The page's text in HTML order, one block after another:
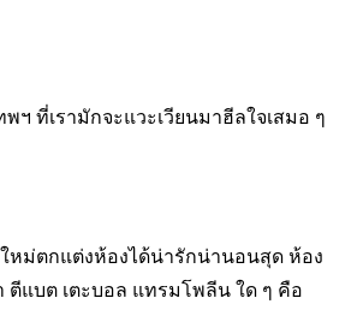
ที่เรามักจะแวะเวียนมาฮีลใจเสมอ ๆ
ทใหม่ตกแต่งห้องได้น่ารักน่านอนสุด ห้อง
ตีแบต เตะบอล แทรมโพลีน ใด ๆ คือ